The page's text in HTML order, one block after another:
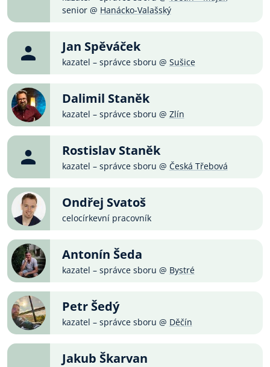
senior @ Hanácko-Valašský
Jan Spěváček
kazatel – správce sboru @ Sušice
Dalimil Staněk
kazatel – správce sboru @ Zlín
Rostislav Staněk
kazatel – správce sboru @ Česká Třebová
Ondřej Svatoš
celocírkevní pracovník
Antonín Šeda
kazatel – správce sboru @ Bystré
Petr Šedý
kazatel – správce sboru @ Děčín
Jakub Škarvan